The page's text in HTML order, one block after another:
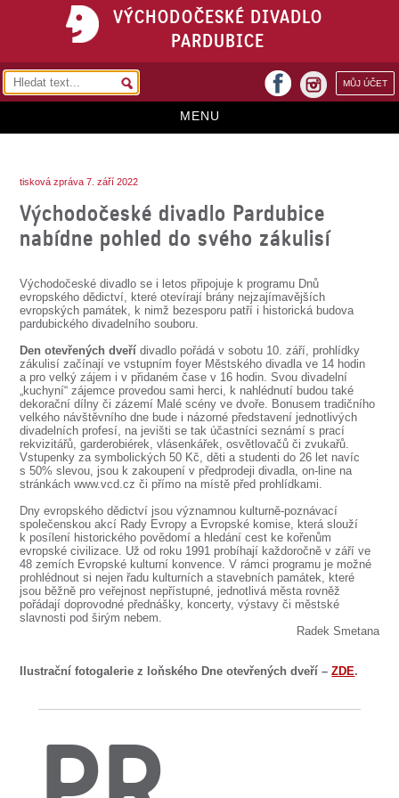
VÝCHODOČESKÉ DIVADLO
PARDUBICE
MŮJ ÚČET
facebook
MENU
REPERTOÁR
PŘEDPLATNÉ
KONTAKTY
O DIVADLE
SOUBOR
DÁLE NABÍZÍME
tisková zpráva 7. září 2022
Východočeské divadlo Pardubice
nabídne pohled do svého zákulisí
Východočeské divadlo se i letos připojuje k programu Dnů
evropského dědictví, které otevírají brány nejzajímavějších
evropských památek, k nimž bezesporu patří i historická budova
pardubického divadelního souboru.
Den otevřených dveří divadlo pořádá v sobotu 10. září, prohlídky
zákulisí začínají ve vstupním foyer Městského divadla ve 14 hodin
a pro velký zájem i v přidaném čase v 16 hodin. Svou divadelní
„kuchyní“ zájemce provedou sami herci, k nahlédnutí budou také
dekorační dílny či zázemí Malé scény ve dvoře. Bonusem tradičního
velkého návštěvního dne bude i názorné představení jednotlivých
divadelních profesí, na jevišti se tak účastníci seznámí s prací
rekvizitářů, garderobiérek, vlásenkářek, osvětlovačů či zvukařů.
Vstupenky za symbolických 50 Kč, děti a studenti do 26 let navíc
s 50% slevou, jsou k zakoupení v předprodeji divadla, on-line na
stránkách www.vcd.cz či přímo na místě před prohlídkami.
Dny evropského dědictví jsou významnou kulturně-poznávací
společenskou akcí Rady Evropy a Evropské komise, která slouží
k posílení historického povědomí a hledání cest ke kořenům
evropské civilizace. Už od roku 1991 probíhají každoročně v září ve
48 zemích Evropské kulturní konvence. V rámci programu je možné
prohlédnout si nejen řadu kulturních a stavebních památek, které
jsou běžně pro veřejnost nepřístupné, jednotlivá města rovněž
pořádají doprovodné přednášky, koncerty, výstavy či městské
slavnosti pod širým nebem.
Radek Smetana
Ilustrační fotogalerie z loňského Dne otevřených dveří –ZDE.